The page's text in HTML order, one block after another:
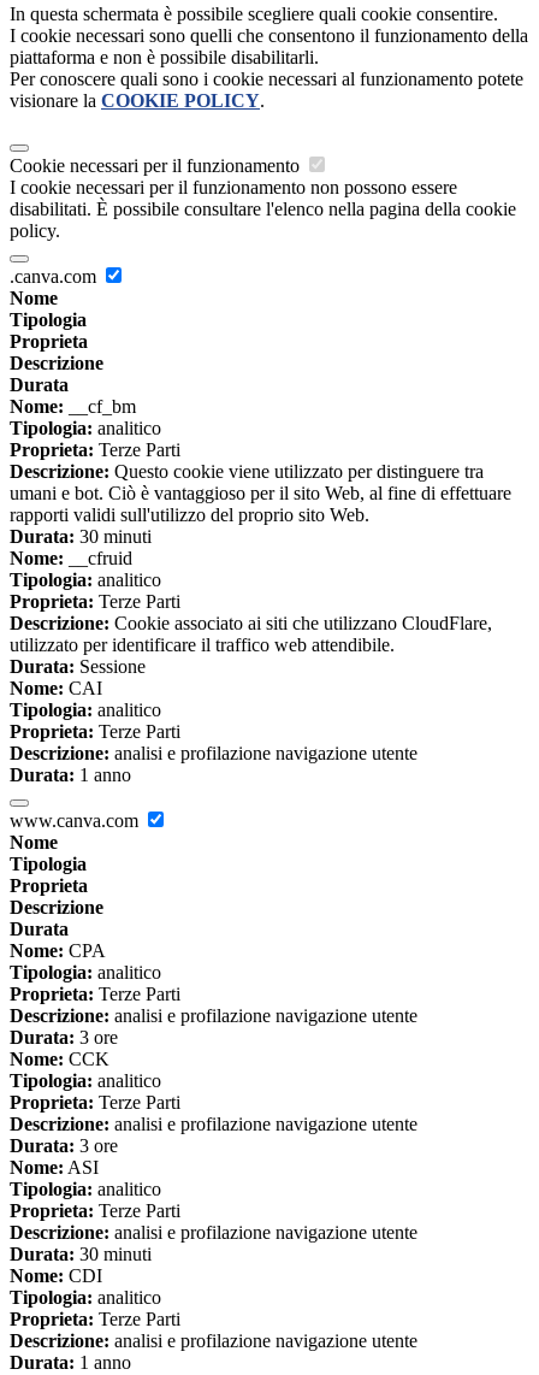
In questa schermata è possibile scegliere quali cookie consentire.
I cookie necessari sono quelli che consentono il funzionamento della
piattaforma e non è possibile disabilitarli.
Per conoscere quali sono i cookie necessari al funzionamento potete
visionare la COOKIE POLICY.
Cookie necessari per il funzionamento
I cookie necessari per il funzionamento non possono essere
disabilitati. È possibile consultare l'elenco nella pagina della cookie
policy.
.canva.com
Nome
Tipologia
Proprieta
Descrizione
Durata
Nome: __cf_bm
Tipologia: analitico
Proprieta: Terze Parti
Descrizione: Questo cookie viene utilizzato per distinguere tra
umani e bot. Ciò è vantaggioso per il sito Web, al fine di effettuare
rapporti validi sull'utilizzo del proprio sito Web.
Durata: 30 minuti
Nome: __cfruid
Tipologia: analitico
Proprieta: Terze Parti
Descrizione: Cookie associato ai siti che utilizzano CloudFlare,
utilizzato per identificare il traffico web attendibile.
Durata: Sessione
Nome: CAI
Tipologia: analitico
Proprieta: Terze Parti
Descrizione: analisi e profilazione navigazione utente
Durata: 1 anno
www.canva.com
Nome
Tipologia
Proprieta
Descrizione
Durata
Nome: CPA
Tipologia: analitico
Proprieta: Terze Parti
Descrizione: analisi e profilazione navigazione utente
Durata: 3 ore
Nome: CCK
Tipologia: analitico
Proprieta: Terze Parti
Descrizione: analisi e profilazione navigazione utente
Durata: 3 ore
Nome: ASI
Tipologia: analitico
Proprieta: Terze Parti
Descrizione: analisi e profilazione navigazione utente
Durata: 30 minuti
Nome: CDI
Tipologia: analitico
Proprieta: Terze Parti
Descrizione: analisi e profilazione navigazione utente
Durata: 1 anno